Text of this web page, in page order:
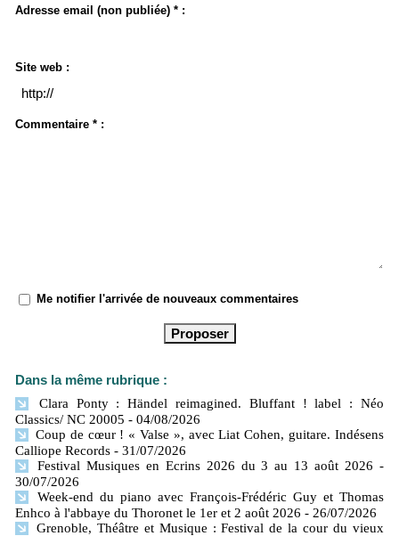
Adresse email (non publiée) * :
Site web :
Commentaire * :
Me notifier l'arrivée de nouveaux commentaires
Dans la même rubrique :
Clara Ponty : Händel reimagined. Bluffant ! label : Néo
Classics/ NC 20005 - 04/08/2026
Coup de cœur ! « Valse », avec Liat Cohen, guitare. Indésens
Calliope Records - 31/07/2026
Festival Musiques en Ecrins 2026 du 3 au 13 août 2026 -
30/07/2026
Week-end du piano avec François-Frédéric Guy et Thomas
Enhco à l'abbaye du Thoronet le 1er et 2 août 2026 - 26/07/2026
Grenoble, Théâtre et Musique : Festival de la cour du vieux